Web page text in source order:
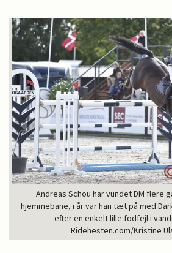
Andreas Schou har vundet DM flere
hjemmebane, i år var han tæt på med
efter en enkelt lille fodfejl i
Ridehesten.com/Kristine